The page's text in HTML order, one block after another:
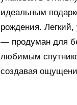
идеальным
рождения.
— продуман для
любимым
создавая